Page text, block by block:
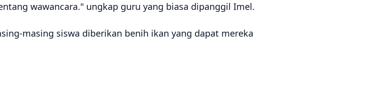
wawancara." ungkap guru yang biasa dipanggil Imel.
masing siswa diberikan benih ikan yang dapat mereka